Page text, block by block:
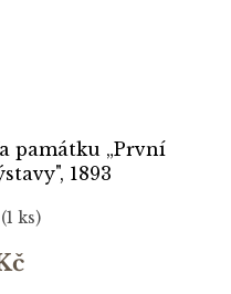
památku „První
1893
(1 ks)